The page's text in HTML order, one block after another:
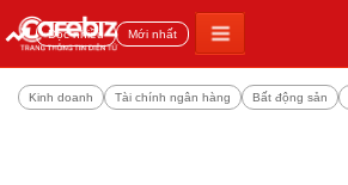
Đọc nhiều Mới nhất
Kinh doanh Tài chính ngân hàng Bất động sản